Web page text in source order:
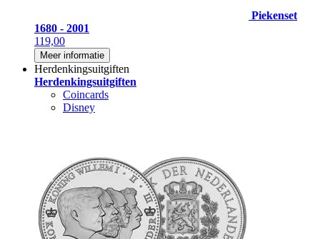
Piekenset
1680 - 2001
119,00
Meer informatie
Herdenkingsuitgiften
Herdenkingsuitgiften
Coincards
Disney